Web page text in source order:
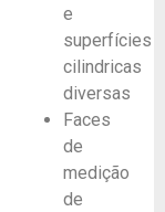
e
superfícies
cilindricas
diversas
Faces
de
medição
de